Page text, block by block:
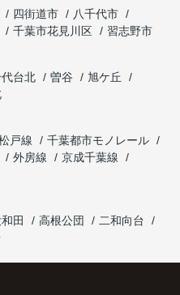
四街道市
八千代市
千葉市花見川区
習志野市
代台北 曽谷
旭ケ丘
戸線
千葉都市モノレール
外房線
京成千葉線
田 高根公団
二和向台